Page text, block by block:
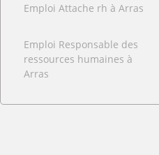
Emploi Attache rh à Arras
Emploi Responsable des
ressources humaines à
Arras